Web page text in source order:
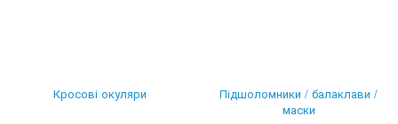
Кросові окуляри
Підшоломники / балаклави /
маски